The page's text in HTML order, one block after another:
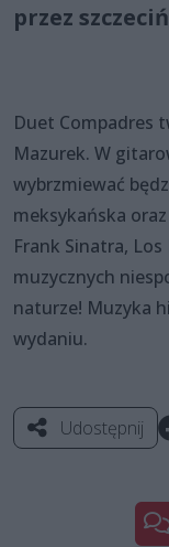
przez
Duet Compadres
Mazurek. W
wybrzmiewać
meksykańska
Frank Sinatra,
muzycznych
naturze! Muzyka
wydaniu.
Udostępnij